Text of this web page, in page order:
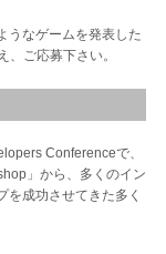
うなゲームを発表した
、ご応募下さい。
Conferenceで、
」から、多くのイン
を成功させてきた多く